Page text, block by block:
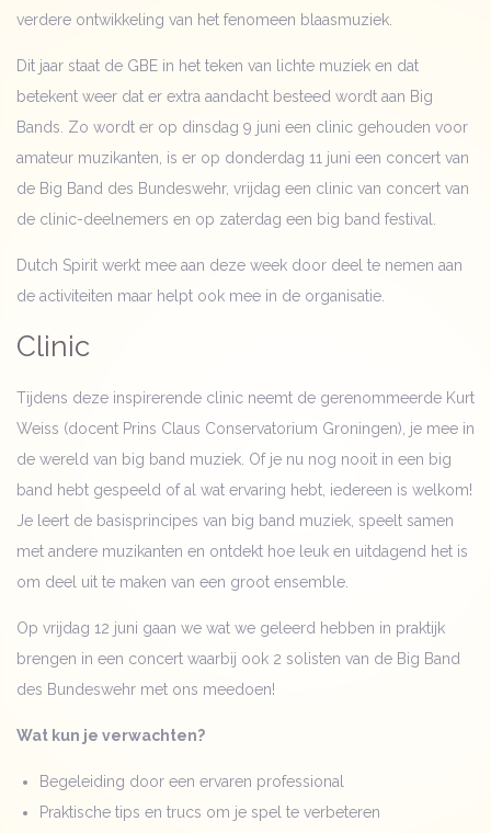
verdere ontwikkeling van het fenomeen blaasmuziek.
Dit jaar staat de GBE in het teken van lichte muziek en dat
betekent weer dat er extra aandacht besteed wordt aan Big
Bands. Zo wordt er op dinsdag 9 juni een clinic gehouden voor
amateur muzikanten, is er op donderdag 11 juni een concert van
de Big Band des Bundeswehr, vrijdag een clinic van concert van
de clinic-deelnemers en op zaterdag een big band festival.
Dutch Spirit werkt mee aan deze week door deel te nemen aan
de activiteiten maar helpt ook mee in de organisatie.
Clinic
Tijdens deze inspirerende clinic neemt de gerenommeerde Kurt
Weiss (docent Prins Claus Conservatorium Groningen), je mee in
de wereld van big band muziek. Of je nu nog nooit in een big
band hebt gespeeld of al wat ervaring hebt, iedereen is welkom!
Je leert de basisprincipes van big band muziek, speelt samen
met andere muzikanten en ontdekt hoe leuk en uitdagend het is
om deel uit te maken van een groot ensemble.
Op vrijdag 12 juni gaan we wat we geleerd hebben in praktijk
brengen in een concert waarbij ook 2 solisten van de Big Band
des Bundeswehr met ons meedoen!
Wat kun je verwachten?
Begeleiding door een ervaren professional
Praktische tips en trucs om je spel te verbeteren